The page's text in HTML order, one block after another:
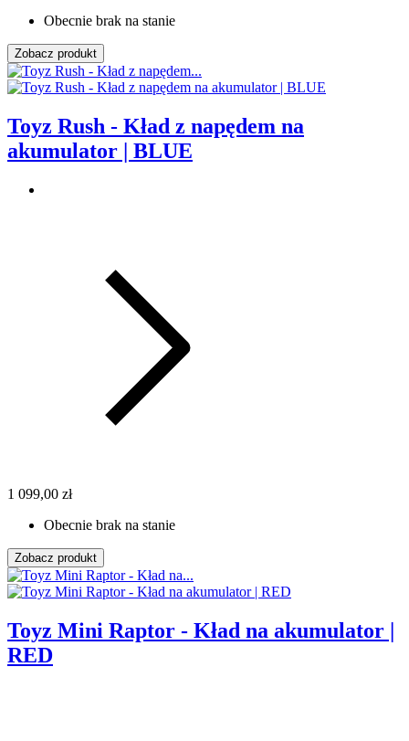
Obecnie brak na stanie
Zobacz produkt
Toyz Rush - Kład z napędem na
akumulator | BLUE
1 099,00 zł
Obecnie brak na stanie
Zobacz produkt
Toyz Mini Raptor - Kład na akumulator |
RED